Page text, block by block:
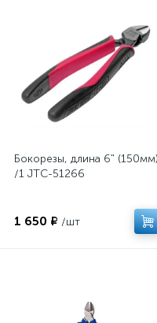
Бокорезы, длина 6" (150мм)
/1 JTC-51266
1 650 ₽ /шт